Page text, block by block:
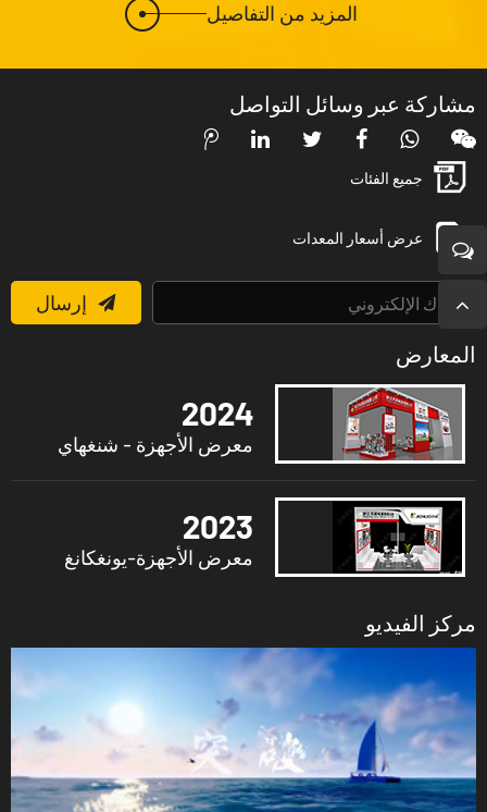
المزيد من التفاصيل
مشاركة عبر وسائل التواصل
جميع الفئات
عرض أسعار المعدات
إرسال
المعارض
2024
معرض الأجهزة - شنغهاي
2023
معرض الأجهزة-يونغكانغ
مركز الفيديو